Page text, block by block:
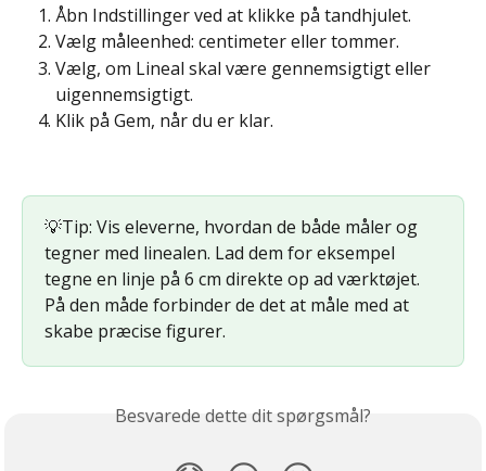
Åbn Indstillinger ved at klikke på tandhjulet.
Vælg måleenhed: centimeter eller tommer.
Vælg, om Lineal skal være gennemsigtigt eller
uigennemsigtigt.
Klik på Gem, når du er klar.
💡Tip: Vis eleverne, hvordan de både måler og
tegner med linealen. Lad dem for eksempel
tegne en linje på 6 cm direkte op ad værktøjet.
På den måde forbinder de det at måle med at
skabe præcise figurer.
Besvarede dette dit spørgsmål?